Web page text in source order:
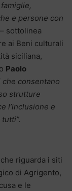
e persone con
– sottolinea
ai Beni culturali
siciliana,
Paolo
consentano
strutture
l’inclusione e
riguarda i siti
di Agrigento,
e le